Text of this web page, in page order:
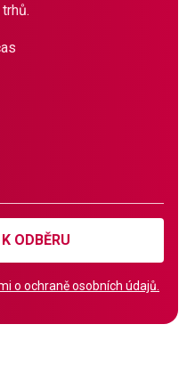
ODBĚRU
o ochraně osobních údajů.